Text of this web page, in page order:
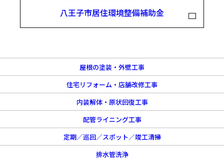
八王子市居住環境整備補助金
屋根の塗装・外壁工事
住宅リフォーム・店舗改修工事
内装解体・原状回復工事
配管ライニング工事
定期／巡回／スポット／竣工清掃
排水管洗浄